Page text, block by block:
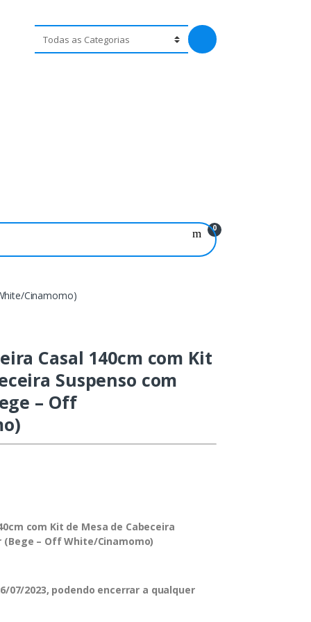
0
Cinamomo)
Casal 140cm com Kit
Suspenso com
– Off
com Kit de Mesa de Cabeceira
(Bege – Off White/Cinamomo)
07/2023, podendo encerrar a qualquer